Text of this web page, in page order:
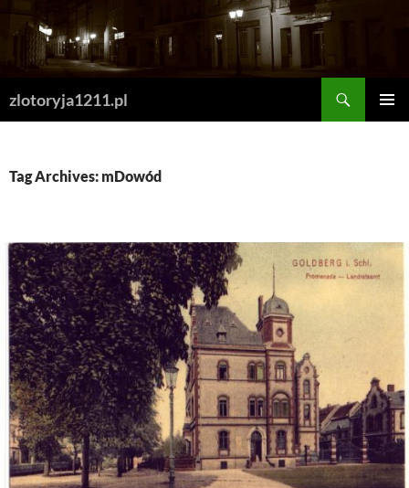
Skip
content
zlotoryja1211.pl
Tag Archives: mDowód